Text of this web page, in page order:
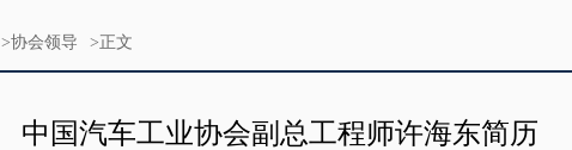
>协会领导 >正文
中国汽车工业协会副总工程师许海东简历